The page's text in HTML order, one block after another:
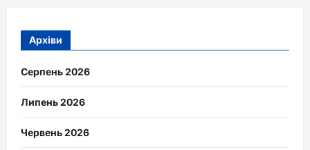
Архіви
Серпень 2026
Липень 2026
Червень 2026